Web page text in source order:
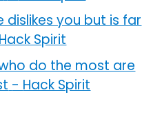
dislikes you but is far
Spirit
do the most are
- Hack Spirit